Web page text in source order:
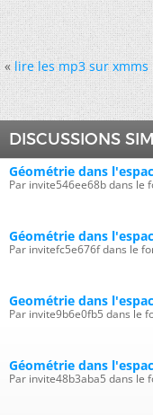
« lire les mp3 sur xmms
DISCUSSIONS
Géométrie dans
Par invite546ee68b dans le
Géométrie dans
Par invitefc5e676f dans le
Geométrie dans
Par invite9b6e0fb5 dans le
Géométrie dans
Par invite48b3aba5 dans